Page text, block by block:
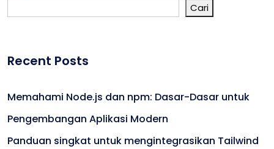
Cari
Recent Posts
Memahami Node.js dan npm: Dasar-Dasar untuk
Pengembangan Aplikasi Modern
Panduan singkat untuk mengintegrasikan Tailwind